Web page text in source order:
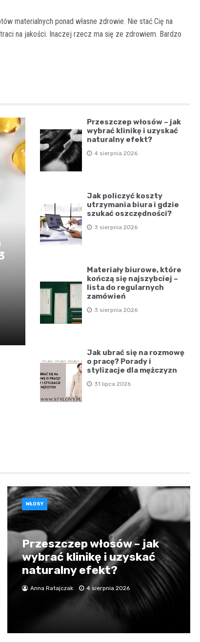
materialnych ponad własne zdrowie. Nie stać Cię na
na jakości. Inaczej rzecz ma się ze zdrowiem. Bardzo
Przeszczep włosów – jak
wybrać klinikę i uzyskać
naturalny efekt?
4 sierpnia 2026
Jak policzyć koszty
utrzymania biura i gdzie
szukać oszczędności?
3 sierpnia 2026
Materiały biurowe, które
kończą się najszybciej –
lista do regularnych
zamówień
3 sierpnia 2026
Jak ubrać się na rozmowę
o pracę? Porady i
stylizacje dla mężczyzn
31 lipca 2026
WŁOSY
Przeszczep włosów – jak
wybrać klinikę i uzyskać
naturalny efekt?
Anna Ratajczak 4 sierpnia 2026